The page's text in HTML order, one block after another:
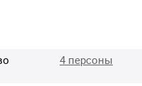
4 персоны